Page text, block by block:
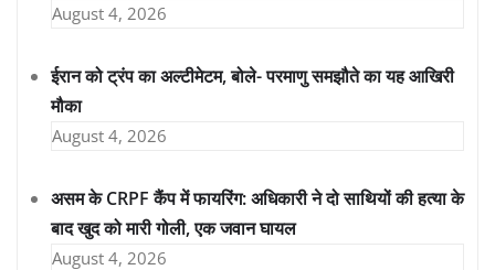
August 4, 2026
ईरान को ट्रंप का अल्टीमेटम, बोले- परमाणु समझौते का यह आखिरी
मौका
August 4, 2026
असम के CRPF कैंप में फायरिंग: अधिकारी ने दो साथियों की हत्या के
बाद खुद को मारी गोली, एक जवान घायल
August 4, 2026